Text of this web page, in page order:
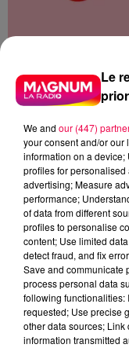
MAGNUM LA
FLASHBACK
INTOUCHABLE
INNA MODJA
NATHAN SLAMA
FLASHBACK sur
Le
We and our (447)
your consent and/or our
information on a
profiles for
advertising; Measure
performance;
of data from different
profiles to personalise
content; Use limited
detect fraud, and fix
Save and communicate
process personal data
following functionalities:
requested; Use precise
other data sources;
information transmitted